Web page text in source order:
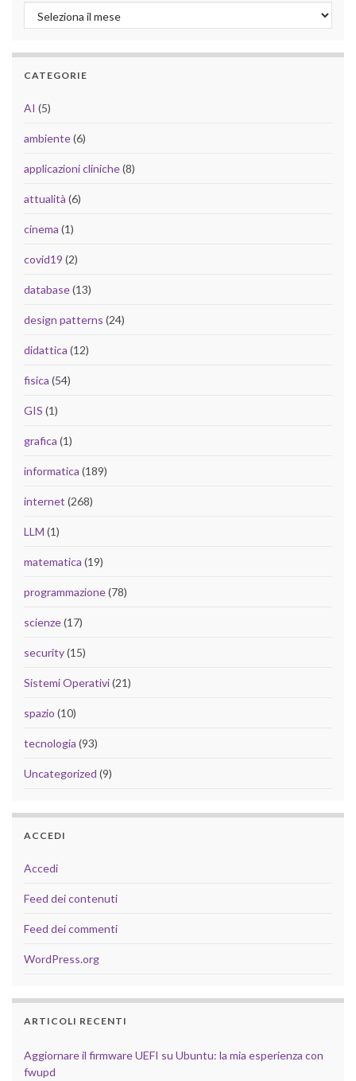
Archivio
CATEGORIE
AI (5)
ambiente(6)
applicazioni cliniche(8)
attualità (6)
cinema (1)
covid19 (2)
database(13)
design patterns (24)
didattica (12)
fisica (54)
GIS (1)
grafica (1)
informatica (189)
internet (268)
LLM (1)
matematica (19)
programmazione(78)
scienze(17)
security(15)
Sistemi Operativi(21)
spazio (10)
tecnologia (93)
Uncategorized (9)
ACCEDI
Accedi
Feed dei contenuti
Feed dei commenti
WordPress.org
ARTICOLI RECENTI
Aggiornare il firmware UEFI su Ubuntu: la mia esperienza con
fwupd